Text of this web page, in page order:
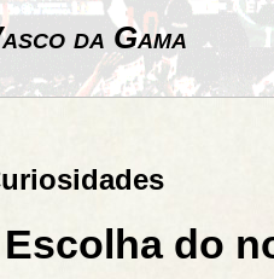
da Gama
Escolha do